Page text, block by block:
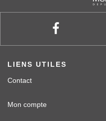
LIENS UTILES
Contact
Mon compte